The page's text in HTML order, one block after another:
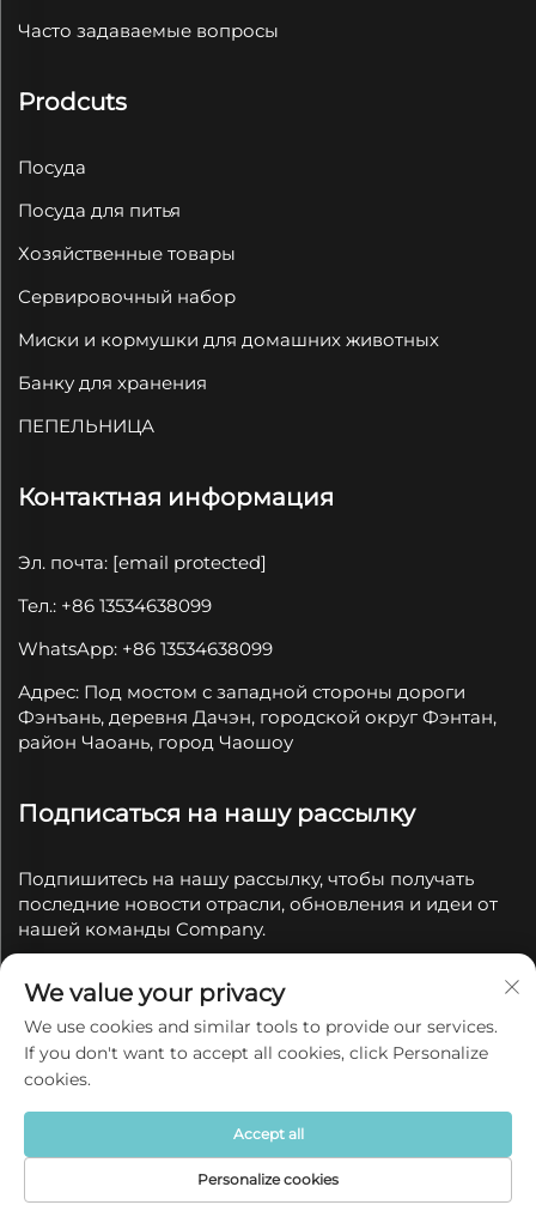
Часто задаваемые вопросы
Prodcuts
Посуда
Посуда для питья
Хозяйственные товары
Сервировочный набор
Миски и кормушки для домашних животных
Банку для хранения
ПЕПЕЛЬНИЦА
Контактная информация
Эл. почта: [email protected]
Тел.: +86 13534638099
WhatsApp: +86 13534638099
Адрес: Под мостом с западной стороны дороги
Фэнъань, деревня Дачэн, городской округ Фэнтан,
район Чаоань, город Чаошоу
Подписаться на нашу рассылку
Подпишитесь на нашу рассылку, чтобы получать
последние новости отрасли, обновления и идеи от
нашей команды Company.
Все права защищены © 2025 Chaozhou Qianyue
Ceramics Co., Ltd.
Политика конфиденциальности
Домашняя Продукт О КОНТАКТЫ
We value your privacy
We use cookies and similar tools to provide our services.
If you don't want to accept all cookies, click Personalize
cookies.
Personalize cookies
Accept all